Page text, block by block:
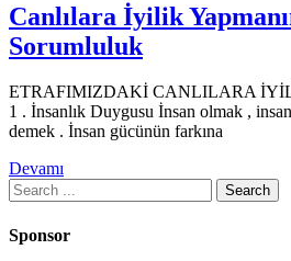
Canlılara İyilik
Sorumluluk
ETRAFIMIZDAKİ CANLILARA
1 . İnsanlık Duygusu İnsan olmak ,
demek . İnsan gücünün farkına
Devamı
Search
for:
Sponsor